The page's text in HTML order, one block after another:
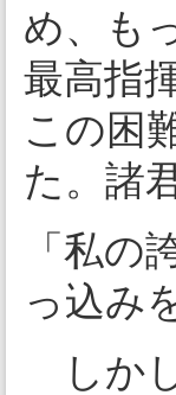
め、も
最高指
この困
た。諸
「私の
っ込み
しか